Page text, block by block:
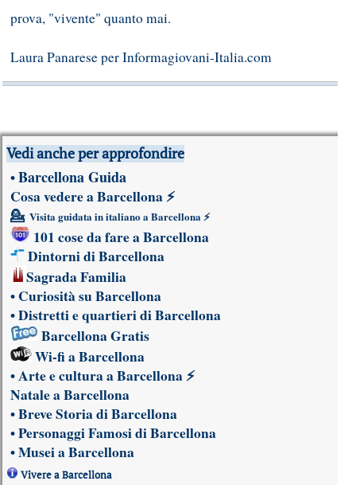
prova, "vivente" quanto mai.
Laura Panarese per Informagiovani-Italia.com
Vedi anche per approfondire
•Barcellona Guida
Cosa vedere a Barcellona ⚡
💁 Visita guidata in italiano a Barcellona⚡
101 cose da fare a Barcellona
Dintorni di Barcellona
Sagrada Familia
• Curiosità su Barcellona
•Distretti e quartieri di Barcellona
Barcellona Gratis
Wi-fi a Barcellona
•Arte e cultura a Barcellona ⚡
Natale a Barcellona
•Breve Storia di Barcellona
•Personaggi Famosi di Barcellona
•Musei a Barcellona
Vivere a Barcellona